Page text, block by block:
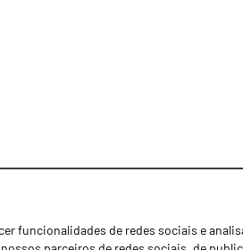
funcionalidades de redes sociais e
Notícias